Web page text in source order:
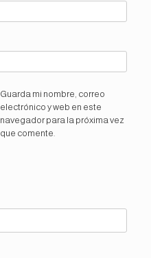
Guarda mi nombre, correo
electrónico y web en este
navegador para la próxima vez
que comente.